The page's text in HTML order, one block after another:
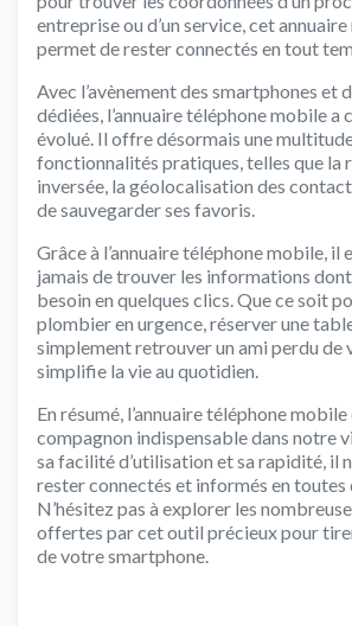
entreprise ou d’un service, cet
permet de rester connectés en tout
Avec l’avènement des smartphones et
dédiées, l’annuaire téléphone mobile
évolué. Il offre désormais une
fonctionnalités pratiques, telles que la
inversée, la géolocalisation des
de sauvegarder ses favoris.
Grâce à l’annuaire téléphone mobile, il
jamais de trouver les informations
besoin en quelques clics. Que ce soit
plombier en urgence, réserver une
simplement retrouver un ami perdu de
simplifie la vie au quotidien.
En résumé, l’annuaire téléphone
compagnon indispensable dans notre
sa facilité d’utilisation et sa rapidité, il
rester connectés et informés en toutes
N’hésitez pas à explorer les
offertes par cet outil précieux pour
de votre smartphone.